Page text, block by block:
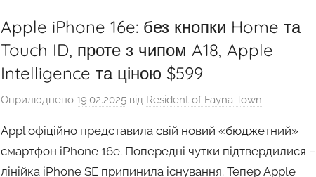
Apple iPhone 16e: без кнопки Home та
Touch ID, проте з чипом A18, Apple
Intelligence та ціною $599
Оприлюднено19.02.2025 від Resident of Fayna Town
Appl офіційно представила свій новий «бюджетний»
смартфон iPhone 16e. Попередні чутки підтвердилися –
лінійка iPhone SE припинила існування. Тепер Apple